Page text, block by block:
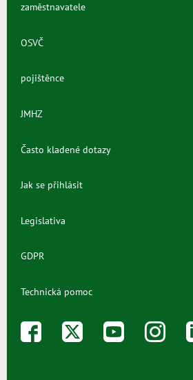
zaměstnavatele
OSVČ
pojištěnce
JMHZ
Často kladené dotazy
Jak se přihlásit
Legislativa
GDPR
Technická pomoc